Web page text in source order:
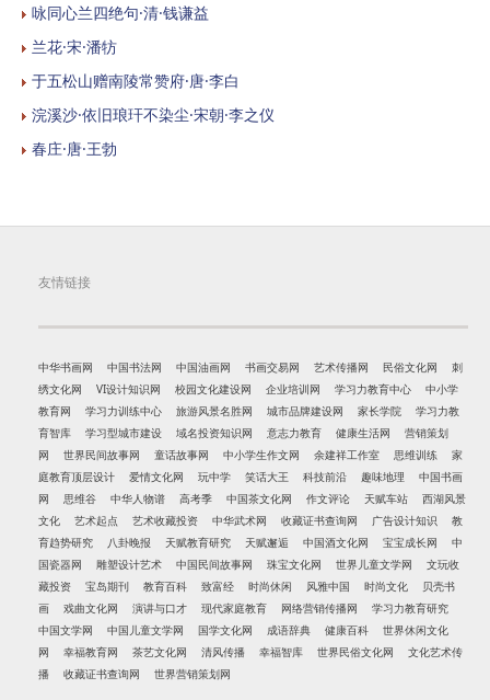
咏同心兰四绝句·清·钱谦益
兰花·宋·潘牥
于五松山赠南陵常赞府·唐·李白
浣溪沙·依旧琅玕不染尘·宋朝·李之仪
春庄·唐·王勃
友情链接
中华书画网 中国书法网 中国油画网 书画交易网 艺术传播网 民俗文化网
刺
绣文化网
VI设计知识网 校园文化建设网 企业培训网 学习力教育中心
中小学
教育网
学习力训练中心 旅游风景名胜网 城市品牌建设网 家长学院
学习力教
育智库
学习型城市建设 域名投资知识网 意志力教育 健康生活网
营销策划
网
世界民间故事网 童话故事网 中小学生作文网 余建祥工作室 思维训练
家
庭教育顶层设计
爱情文化网 玩中学 笑话大王 科技前沿 趣味地理
中国书画
网
思维谷 中华人物谱 高考季 中国茶文化网 作文评论 天赋车站
西湖风景
文化
艺术起点 艺术收藏投资 中华武术网 收藏证书查询网 广告设计知识
教
育趋势研究
八卦晚报 天赋教育研究 天赋邂逅 中国酒文化网 宝宝成长网
中
国瓷器网
雕塑设计艺术 中国民间故事网 珠宝文化网 世界儿童文学网
文玩收
藏投资
宝岛期刊 教育百科 致富经 时尚休闲 风雅中国 时尚文化
贝壳书
画
戏曲文化网 演讲与口才 现代家庭教育 网络营销传播网
学习力教育研究
中国文学网
中国儿童文学网 国学文化网 成语辞典 健康百科
世界休闲文化
网
幸福教育网 茶艺文化网 清风传播 幸福智库 世界民俗文化网
文化艺术传
播
收藏证书查询网 世界营销策划网